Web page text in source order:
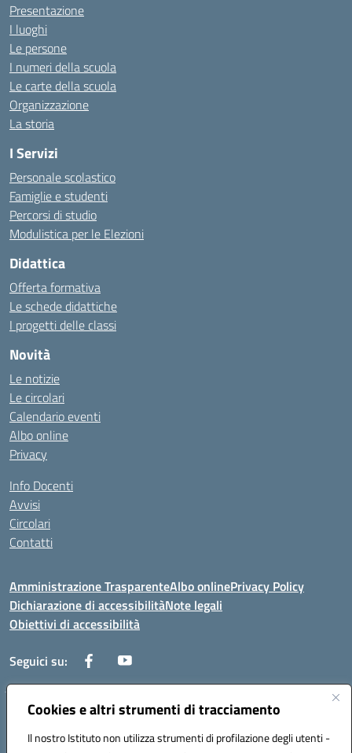
Cookies e altri strumenti di tracciamento
Il nostro Istituto non utilizza strumenti di profilazione degli utenti -
Presentazione
I luoghi
Le persone
I numeri della scuola
Le carte della scuola
Organizzazione
La storia
I Servizi
Personale scolastico
Famiglie e studenti
Percorsi di studio
Modulistica per le Elezioni
Didattica
Offerta formativa
Le schede didattiche
I progetti delle classi
Novità
Le notizie
Le circolari
Calendario eventi
Albo online
Privacy
Info Docenti
Avvisi
Circolari
Contatti
Amministrazione TrasparenteAlbo onlinePrivacy Policy
Dichiarazione di accessibilitàNote legali
Obiettivi di accessibilità
Seguici su:
Corso Roma, 1 71100 FOGGIA (FG)
Codice meccanografico: FGPM03000E